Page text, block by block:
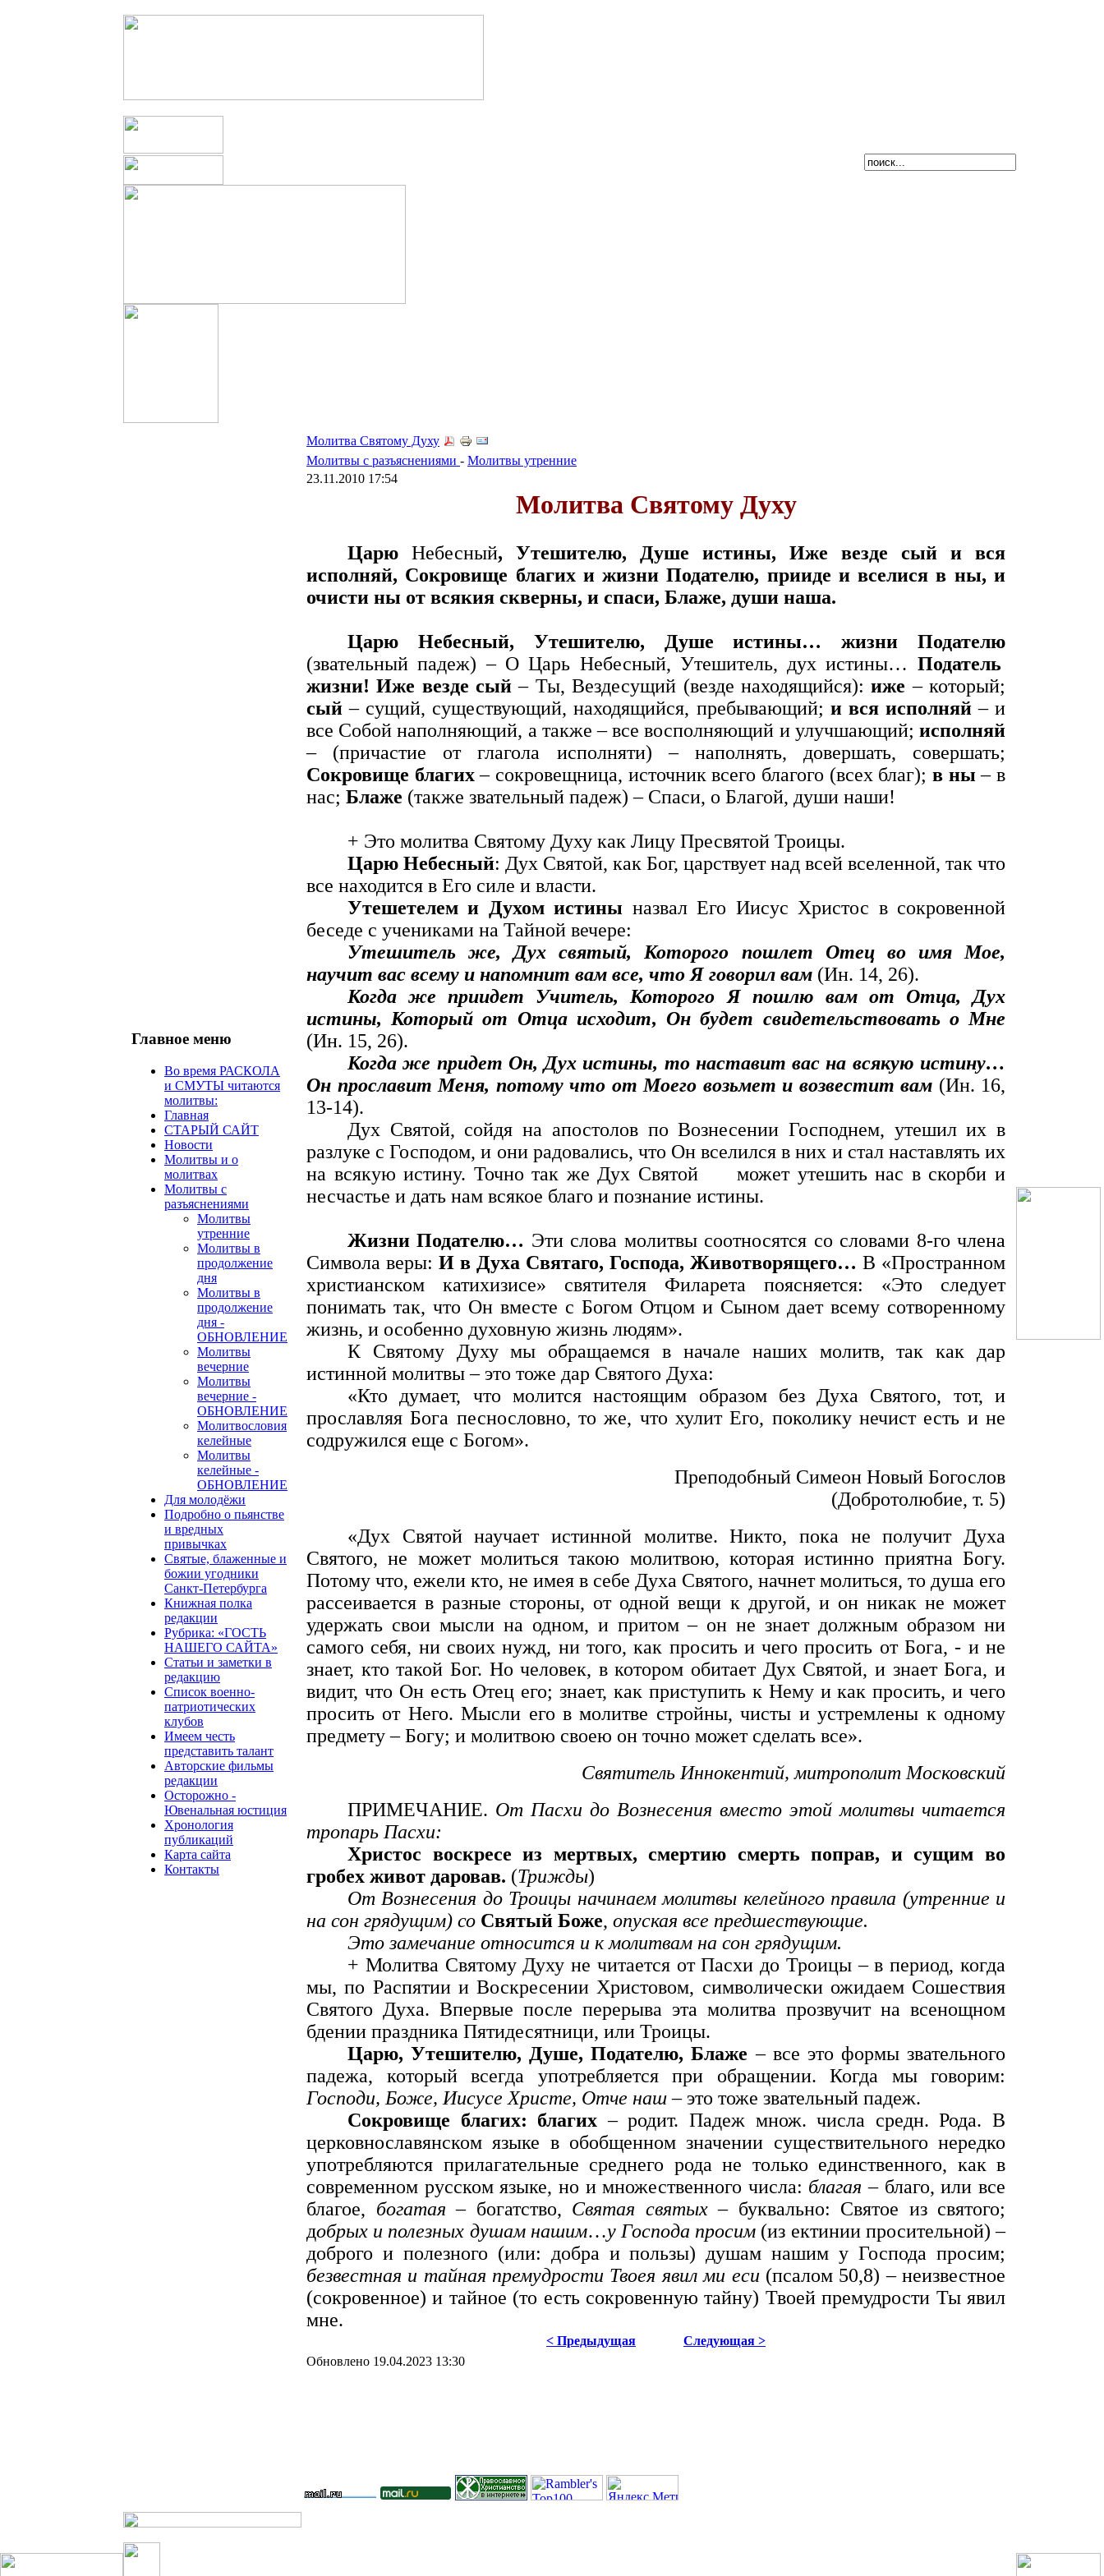
Главное меню
Во время РАСКОЛА
и СМУТЫ читаются
молитвы:
Главная
СТАРЫЙ САЙТ
Новости
Молитвы и о
молитвах
Молитвы с
разъяснениями
Молитвы
утренние
Молитвы в
продолжение
дня
Молитвы в
продолжение
дня -
ОБНОВЛЕНИЕ
Молитвы
вечерние
Молитвы
вечерние -
ОБНОВЛЕНИЕ
Молитвословия
келейные
Молитвы
келейные -
ОБНОВЛЕНИЕ
Для молодёжи
Подробно о пьянстве
и вредных
привычках
Святые, блаженные и
божии угодники
Санкт-Петербурга
Книжная полка
редакции
Рубрика: «ГОСТЬ
НАШЕГО САЙТА»
Статьи и заметки в
редакцию
Список военно-
патриотических
клубов
Имеем честь
представить талант
Авторские фильмы
редакции
Осторожно -
Ювенальная юстиция
Хронология
публикаций
Карта сайта
Контакты
Молитва Святому Духу
Молитвы с разъяснениями - Молитвы утренние
23.11.2010 17:54
Молитва Святому Духу
Царю Небесный, Утешителю, Душе истины, Иже везде сый и вся
исполняй, Сокровище благих и жизни Подателю, прииде и вселися в ны, и
очисти ны от всякия скверны, и спаси, Блаже, души наша.
Царю Небесный, Утешителю, Душе истины… жизни Подателю
(звательный падеж) – О Царь Небесный, Утешитель, дух истины… Податель
жизни! Иже везде сый – Ты, Вездесущий (везде находящийся):иже – который;
сый – сущий, существующий, находящийся, пребывающий; и вся исполняй– и
все Собой наполняющий, а также – все восполняющий и улучшающий; исполняй
– (причастие от глагола исполняти) – наполнять, довершать, совершать;
Сокровище благих– сокровещница, источник всего благого (всех благ);в ны– в
нас; Блаже (также звательный падеж) – Спаси, о Благой, души наши!
+ Это молитва Святому Духу как Лицу Пресвятой Троицы.
Царю Небесный: Дух Святой, как Бог, царствует над всей вселенной, так что
все находится в Его силе и власти.
Утешетелем и Духом истины назвал Его Иисус Христос в сокровенной
беседе с учениками на Тайной вечере:
Утешитель же, Дух святый, Которого пошлет Отец во имя Мое,
научит вас всему и напомнит вам все, что Я говорил вам (Ин. 14, 26).
Когда же приидет Учитель, Которого Я пошлю вам от Отца, Дух
истины, Который от Отца исходит, Он будет свидетельствовать о Мне
(Ин. 15, 26).
Когда же придет Он, Дух истины, то наставит вас на всякую истину…
Он прославит Меня, потому что от Моего возьмет и возвестит вам (Ин. 16,
13-14).
Дух Святой, сойдя на апостолов по Вознесении Господнем, утешил их в
разлуке с Господом, и они радовались, что Он вселился в них и стал наставлять их
на всякую истину. Точно так же Дух Святой может утешить нас в скорби и
несчастье и дать нам всякое благо и познание истины.
Жизни Подателю… Эти слова молитвы соотносятся со словами 8-го члена
Символа веры: И в Духа Святаго, Господа, Животворящего… В «Пространном
христианском катихизисе» святителя Филарета поясняется: «Это следует
понимать так, что Он вместе с Богом Отцом и Сыном дает всему сотворенному
жизнь, и особенно духовную жизнь людям».
К Святому Духу мы обращаемся в начале наших молитв, так как дар
истинной молитвы – это тоже дар Святого Духа:
«Кто думает, что молится настоящим образом без Духа Святого, тот, и
прославляя Бога песнословно, то же, что хулит Его, поколику нечист есть и не
содружился еще с Богом».
Преподобный Симеон Новый Богослов
(Добротолюбие, т. 5)
«Дух Святой научает истинной молитве. Никто, пока не получит Духа
Святого, не может молиться такою молитвою, которая истинно приятна Богу.
Потому что, ежели кто, не имея в себе Духа Святого, начнет молиться, то душа его
рассеивается в разные стороны, от одной вещи к другой, и он никак не может
удержать свои мысли на одном, и притом – он не знает должным образом ни
самого себя, ни своих нужд, ни того, как просить и чего просить от Бога, - и не
знает, кто такой Бог. Но человек, в котором обитает Дух Святой, и знает Бога, и
видит, что Он есть Отец его; знает, как приступить к Нему и как просить, и чего
просить от Него. Мысли его в молитве стройны, чисты и устремлены к одному
предмету – Богу; и молитвою своею он точно может сделать все».
Святитель Иннокентий, митрополит Московский
ПРИМЕЧАНИЕ. От Пасхи до Вознесения вместо этой молитвы читается
тропарь Пасхи:
Христос воскресе из мертвых, смертию смерть поправ, и сущим во
гробех живот даровав. (Трижды)
От Вознесения до Троицы начинаем молитвы келейного правила (утренние и
на сон грядущим) со Святый Боже, опуская все предшествующие.
Это замечание относится и к молитвам на сон грядущим.
+ Молитва Святому Духу не читается от Пасхи до Троицы – в период, когда
мы, по Распятии и Воскресении Христовом, символически ожидаем Сошествия
Святого Духа. Впервые после перерыва эта молитва прозвучит на всенощном
бдении праздника Пятидесятници, или Троицы.
Царю, Утешителю, Душе, Подателю, Блаже – все это формы звательного
падежа, который всегда употребляется при обращении. Когда мы говорим:
Господи, Боже, Иисусе Христе, Отче наш– это тоже звательный падеж.
Сокровище благих: благих – родит. Падеж множ. числа средн. Рода. В
церковнославянском языке в обобщенном значении существительного нередко
употребляются прилагательные среднего рода не только единственного, как в
современном русском языке, но и множественного числа: благая – благо, или все
благое, богатая – богатство, Святая святых– буквально: Святое из святого;
добрых и полезных душам нашим…у Господа просим (из ектинии просительной) –
доброго и полезного (или: добра и пользы) душам нашим у Господа просим;
безвестная и тайная премудрости Твоея явил ми еси (псалом 50,8) – неизвестное
(сокровенное) и тайное (то есть сокровенную тайну) Твоей премудрости Ты явил
мне.
< Предыдущая
Следующая >
Обновлено 19.04.2023 13:30